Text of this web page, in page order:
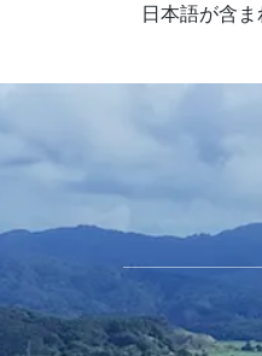
日本語が含